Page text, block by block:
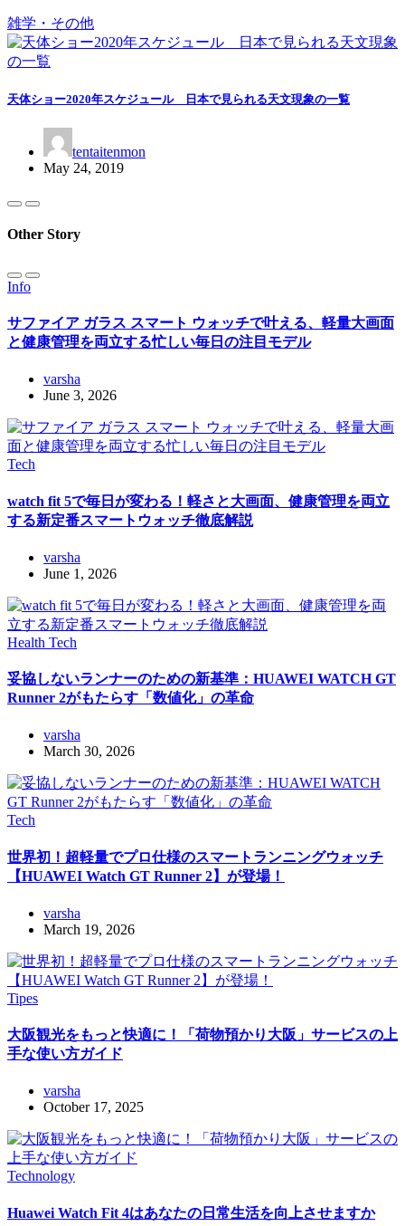
雑学・その他
天体ショー2020年スケジュール 日本で見られる天文現象の一覧
tentaitenmon
May 24, 2019
Other Story
Info
サファイア ガラス スマート ウォッチで叶える、軽量大画面
と健康管理を両立する忙しい毎日の注目モデル
varsha
June 3, 2026
Tech
watch fit 5で毎日が変わる！軽さと大画面、健康管理を両立
する新定番スマートウォッチ徹底解説
varsha
June 1, 2026
Health Tech
妥協しないランナーのための新基準：HUAWEI WATCH GT
Runner 2がもたらす「数値化」の革命
varsha
March 30, 2026
Tech
世界初！超軽量でプロ仕様のスマートランニングウォッチ
【HUAWEI Watch GT Runner 2】が登場！
varsha
March 19, 2026
Tipes
大阪観光をもっと快適に！「荷物預かり大阪」サービスの上
手な使い方ガイド
varsha
October 17, 2025
Technology
Huawei Watch Fit 4はあなたの日常生活を向上させますか